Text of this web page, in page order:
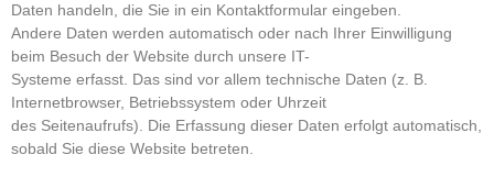
Daten handeln, die Sie in ein Kontaktformular eingeben.
Andere Daten werden automatisch oder nach Ihrer Einwilligung
beim Besuch der Website durch unsere IT-
Systeme erfasst. Das sind vor allem technische Daten (z. B.
Internetbrowser, Betriebssystem oder Uhrzeit
des Seitenaufrufs). Die Erfassung dieser Daten erfolgt automatisch,
sobald Sie diese Website betreten.